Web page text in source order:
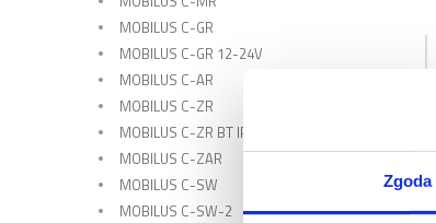
Zgoda
MOBILUS C-GR
MOBILUS C-GR 12-24V
MOBILUS C-AR
MOBILUS C-ZR
MOBILUS C-ZR BT IP44 H
MOBILUS C-ZAR
MOBILUS C-SW
MOBILUS C-SW-2